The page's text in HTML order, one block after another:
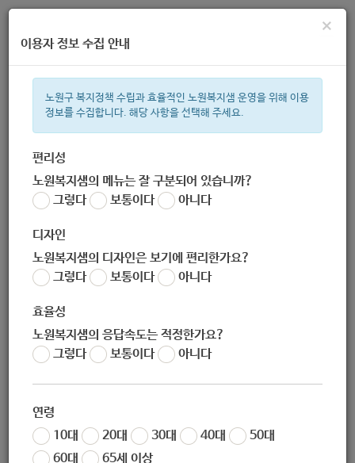
주간 인기검색어
한눈으로 보는 복지 정보
×
이용자 정보 수집 안내
노원구 복지정책 수립과 효율적인 노원복지샘 운영을 위해 이용
정보를 수집합니다. 해당 사항을 선택해 주세요.
편리성
노원복지샘의 메뉴는 잘 구분되어 있습니까?
그렇다
보통이다 아니다
디자인
노원복지샘의 디자인은 보기에 편리한가요?
그렇다
보통이다 아니다
효율성
노원복지샘의 응답속도는 적정한가요?
그렇다
보통이다 아니다
연령
10대
20대 30대 40대
50대
60대
65세 이상
[맘모아 : 장애 자녀 부모 자조모
임]